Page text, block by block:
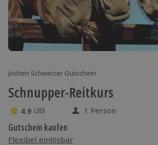
Jochen Schweizer Gutschein
Schnupper-Reitkurs
4.9 Sterne von 5 aus 20 Bewertungen
4.9 (20) 1 Person
Gutschein kaufen
Flexibel einlösbar